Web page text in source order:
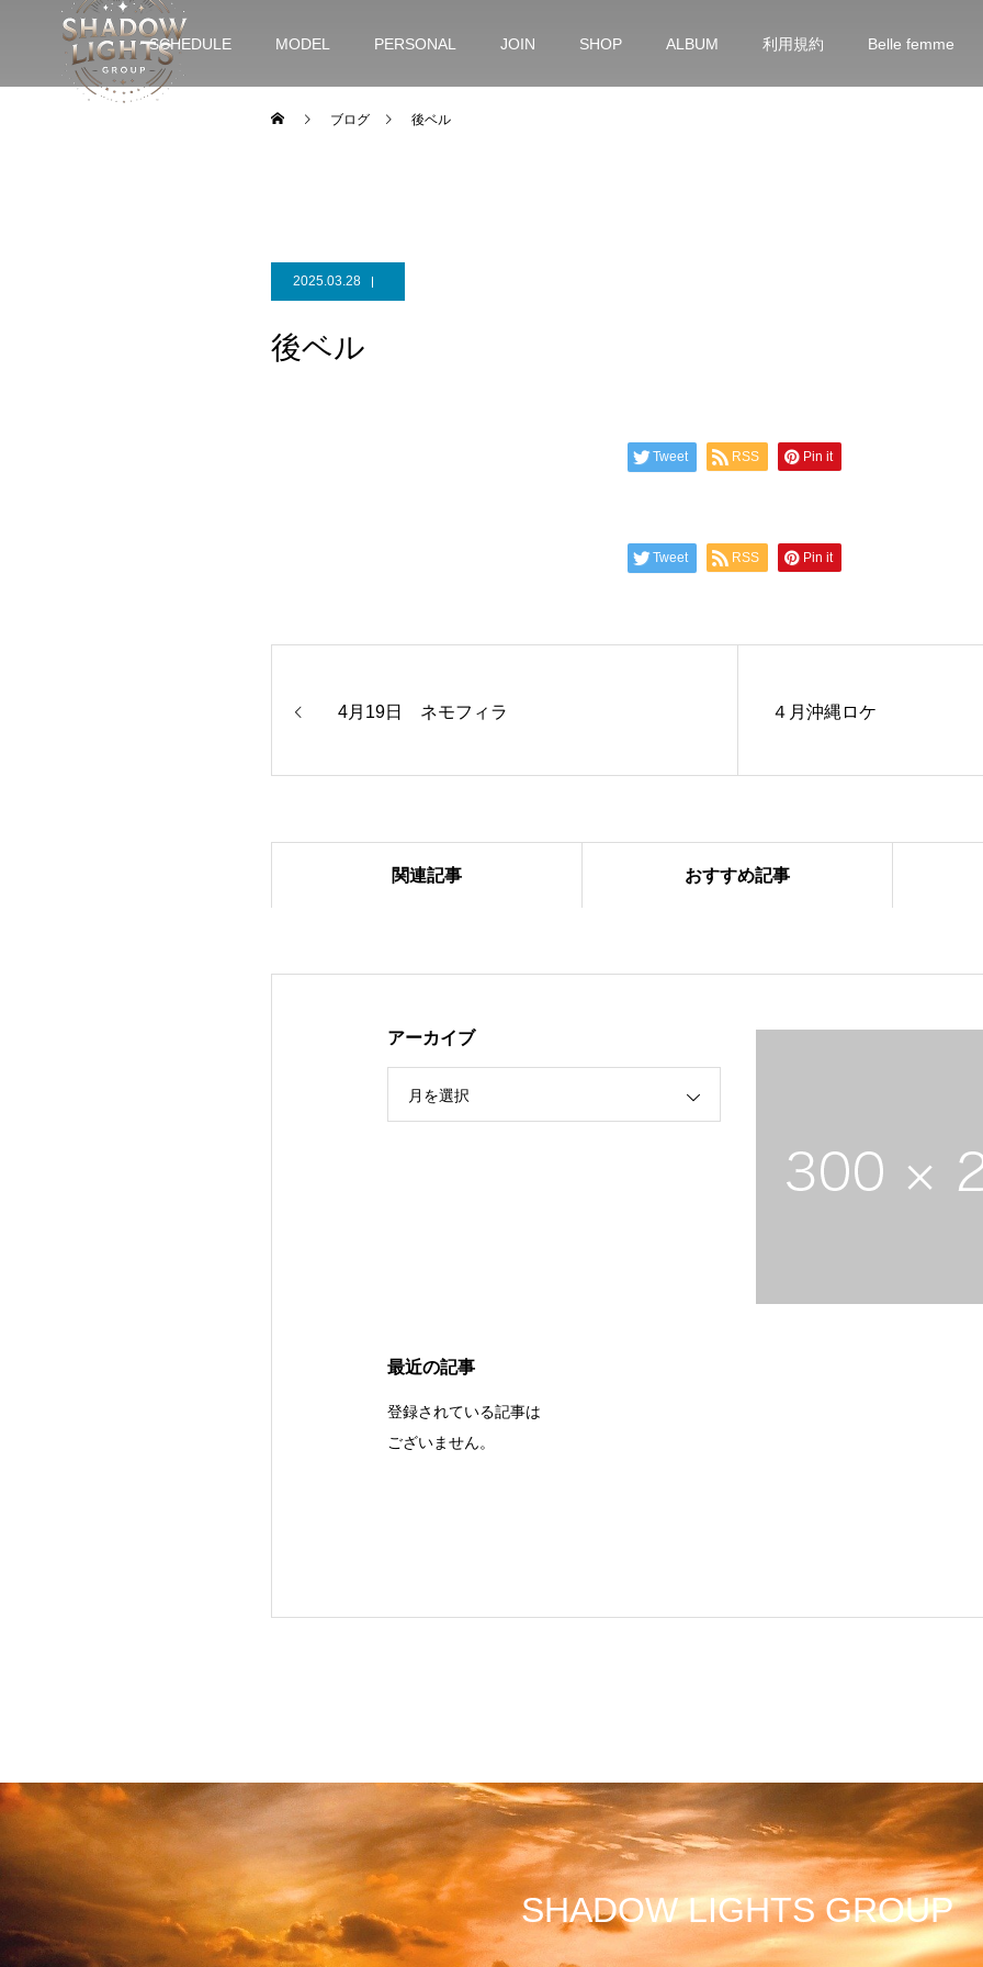
SCHEDULE MODEL PERSONAL JOIN SHOP ALBUM 利用規約 Belle femme
ブログ 後ベル
2025.03.28
後ベル
Tweet RSS Pin it
Tweet RSS Pin it
4月19日 ネモフィラ ４月沖縄ロケ
関連記事 おすすめ記事
アーカイブ
月を選択
最近の記事
登録されている記事は
ございません。
SHADOW LIGHTS GROUP